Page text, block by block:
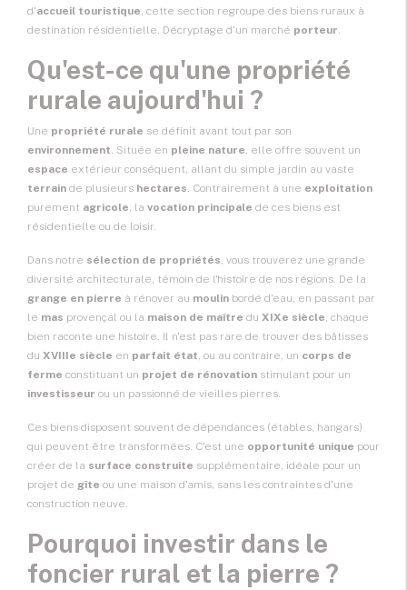
d'accueil touristique, cette section regroupe des biens ruraux à
destination résidentielle. Décryptage d'un marché porteur.
Qu'est-ce qu'une propriété
rurale aujourd'hui ?
Une propriété rurale se définit avant tout par son
environnement. Située en pleine nature, elle offre souvent un
espace extérieur conséquent, allant du simple jardin au vaste
terrain de plusieurs hectares. Contrairement à une exploitation
purement agricole, la vocation principale de ces biens est
résidentielle ou de loisir.
Dans notre sélection de propriétés, vous trouverez une grande
diversité architecturale, témoin de l'histoire de nos régions. De la
grange en pierre à rénover au moulin bordé d'eau, en passant par
le mas provençal ou la maison de maître du XIXe siècle, chaque
bien raconte une histoire. Il n'est pas rare de trouver des bâtisses
du XVIIIe siècle en parfait état, ou au contraire, un corps de
ferme constituant un projet de rénovation stimulant pour un
investisseur ou un passionné de vieilles pierres.
Ces biens disposent souvent de dépendances (étables, hangars)
qui peuvent être transformées. C'est une opportunité unique pour
créer de la surface construite supplémentaire, idéale pour un
projet de gîte ou une maison d'amis, sans les contraintes d'une
construction neuve.
Pourquoi investir dans le
foncier rural et la pierre ?